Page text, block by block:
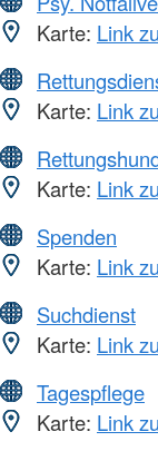
Karte: Link
Karte: Link
Karte: Link
Spenden
Karte: Link
Suchdienst
Karte: Link
Tagespflege
Karte: Link